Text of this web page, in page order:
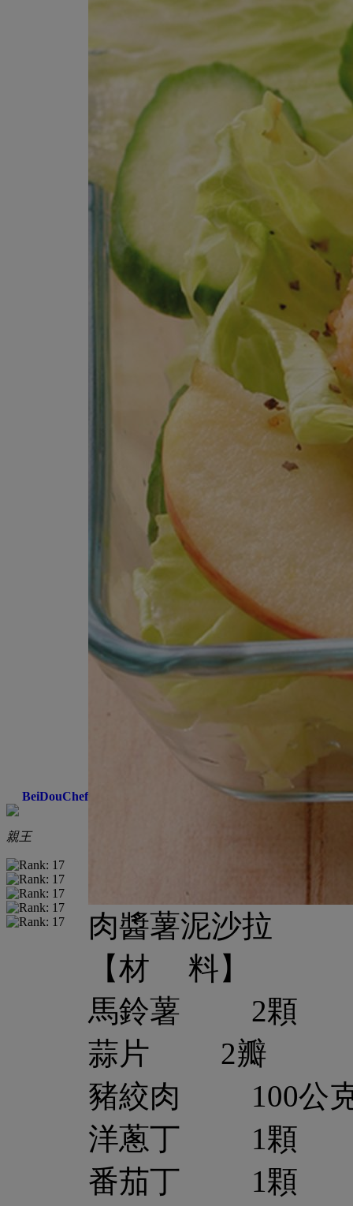
BeiDouChef
親王
肉醬薯泥沙拉
【材 料】
馬鈴薯 2顆
蒜片 2瓣
豬絞肉 100公
洋蔥丁 1顆
番茄丁 1顆